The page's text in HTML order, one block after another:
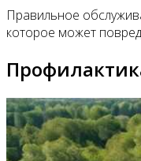
Правильное
которое может